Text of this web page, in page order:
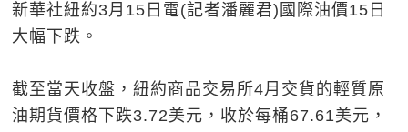
新華社紐約3月15日電(記者潘麗君)國際油價15日
大幅下跌。
截至當天收盤，紐約商品交易所4月交貨的輕質原
油期貨價格下跌3.72美元，收於每桶67.61美元，